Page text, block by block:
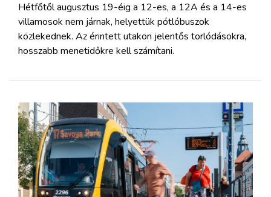
Hétfőtől augusztus 19-éig a 12-es, a 12A és a 14-es
villamosok nem járnak, helyettük pótlóbuszok
közlekednek. Az érintett utakon jelentős torlódásokra,
hosszabb menetidőkre kell számítani.